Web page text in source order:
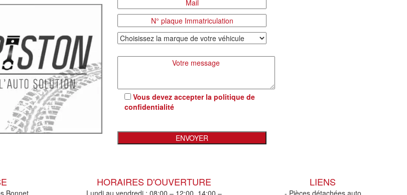
Vous devez accepter la politique de
confidentialité
HORAIRES D'OUVERTURE LIENS